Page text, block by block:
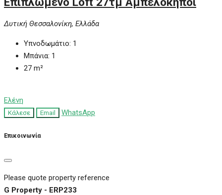
Δυτική Θεσσαλονίκη, Ελλάδα
Υπνοδωμάτιο: 1
Μπάνια: 1
27 m²
Ελένη
Κάλεσε Email WhatsApp
Επικοινωνία
Please quote property reference
G Property - ERP233